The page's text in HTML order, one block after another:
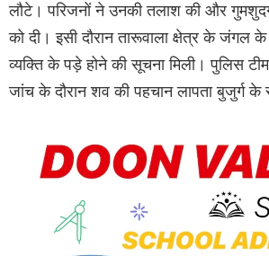
लौटे। परिजनों ने उनकी तलाश की और
को दी। इसी दौरान तारूवाला क्षेत्र के जंगल
व्यक्ति के पड़े होने की सूचना मिली। पुलिस
जांच के दौरान शव की पहचान लापता बुजुर्ग